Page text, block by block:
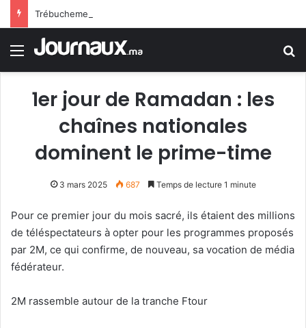
Menu
1er jour de Ramadan : les
chaînes nationales
dominent le prime-time
3 mars 2025 687 Temps de lecture 1 minute
Pour ce premier jour du mois sacré, ils étaient des millions
de téléspectateurs à opter pour les programmes proposés
par 2M, ce qui confirme, de nouveau, sa vocation de média
fédérateur.
2M rassemble autour de la tranche Ftour